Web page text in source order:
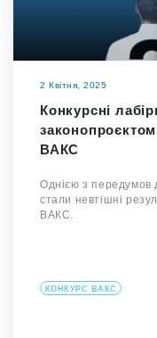
2 Квітня, 2025
Конкурсні
ВАКC
Однією з передумов
стали невтішні
ВАКС.
КОНКУРС ВАКС